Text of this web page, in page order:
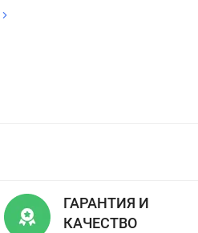
ГАРАНТИЯ И
КАЧЕСТВО